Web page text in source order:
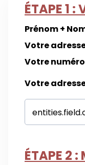
ÉTAPE 1
Prénom +
Votre
Votre
Votre
ÉTAPE 2